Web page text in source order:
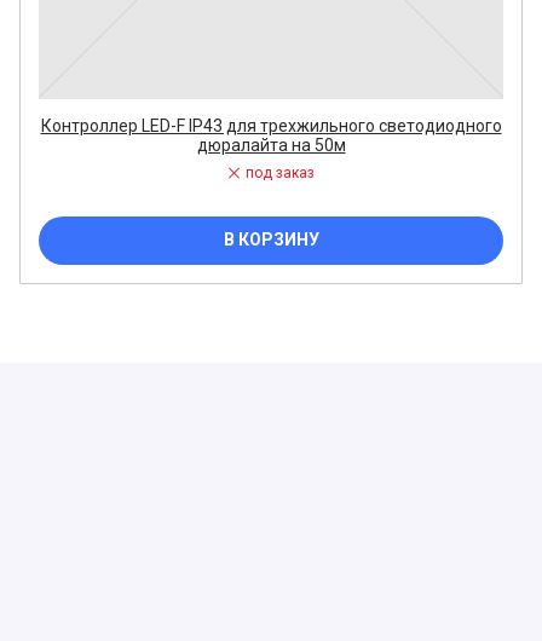
Контроллер LED-F IP43 для трехжильного светодиодного
дюралайта на 50м
под заказ
В КОРЗИНУ